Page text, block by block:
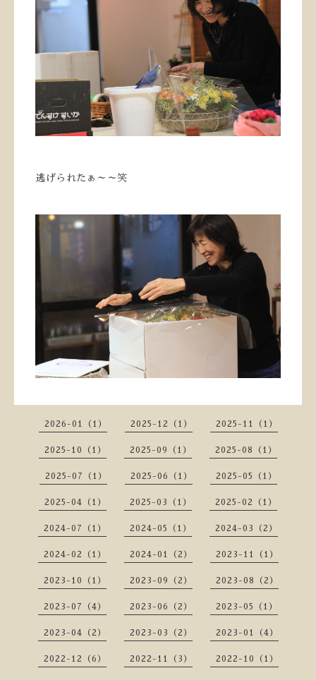
逃げられたぁ～～笑
2026-01（1） 2025-12（1） 2025-11（1）
2025-10（1） 2025-09（1） 2025-08（1）
2025-07（1） 2025-06（1） 2025-05（1）
2025-04（1） 2025-03（1） 2025-02（1）
2024-07（1） 2024-05（1） 2024-03（2）
2024-02（1） 2024-01（2） 2023-11（1）
2023-10（1） 2023-09（2） 2023-08（2）
2023-07（4） 2023-06（2） 2023-05（1）
2023-04（2） 2023-03（2） 2023-01（4）
2022-12（6） 2022-11（3） 2022-10（1）